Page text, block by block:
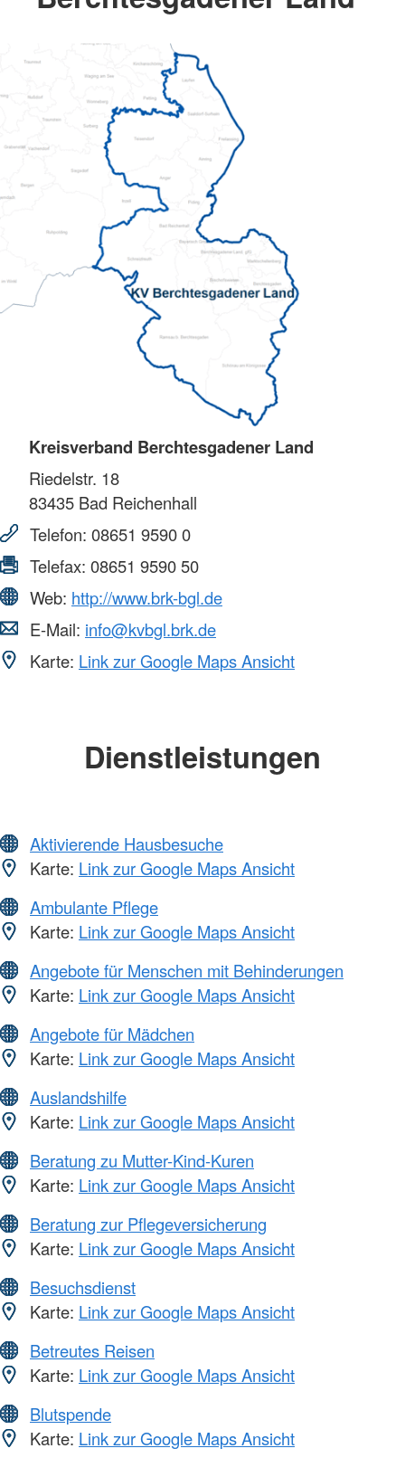
Kreisverband Berchtesgadener Land
Riedelstr. 18
83435 Bad Reichenhall
Telefon: 08651 9590 0
Telefax: 08651 9590 50
Web: http://www.brk-bgl.de
E-Mail: info@kvbgl.brk.de
Karte: Link zur Google Maps Ansicht
Dienstleistungen
Aktivierende Hausbesuche
Karte: Link zur Google Maps Ansicht
Ambulante Pflege
Karte: Link zur Google Maps Ansicht
Angebote für Menschen mit Behinderungen
Karte: Link zur Google Maps Ansicht
Angebote für Mädchen
Karte: Link zur Google Maps Ansicht
Auslandshilfe
Karte: Link zur Google Maps Ansicht
Beratung zu Mutter-Kind-Kuren
Karte: Link zur Google Maps Ansicht
Beratung zur Pflegeversicherung
Karte: Link zur Google Maps Ansicht
Besuchsdienst
Karte: Link zur Google Maps Ansicht
Betreutes Reisen
Karte: Link zur Google Maps Ansicht
Blutspende
Karte: Link zur Google Maps Ansicht